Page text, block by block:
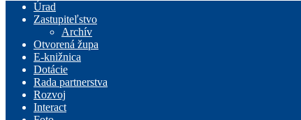
Úrad
Zastupiteľstvo
Archív
Otvorená župa
E-knižnica
Dotácie
Rada partnerstva
Rozvoj
Interact